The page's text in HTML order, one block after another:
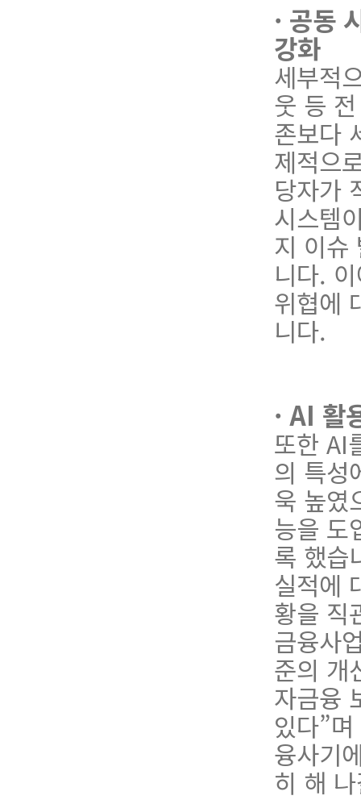
· 공동
강화
세부적
웃 등
존보다
제적으
당자가
시스템
지 이슈
니다. 이
위협에
니다.
· AI 활
또한 AI
의 특성
욱 높였
능을 도
록 했
실적에
황을 직
금융사
준의 개
자금융
있다”
융사기
히 해